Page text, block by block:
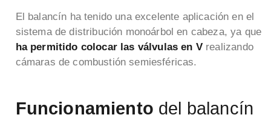
El balancín ha tenido una excelente aplicación en el
sistema de distribución monoárbol en cabeza, ya que
ha permitido colocar las válvulas en V realizando
cámaras de combustión semiesféricas.
Funcionamiento del balancín